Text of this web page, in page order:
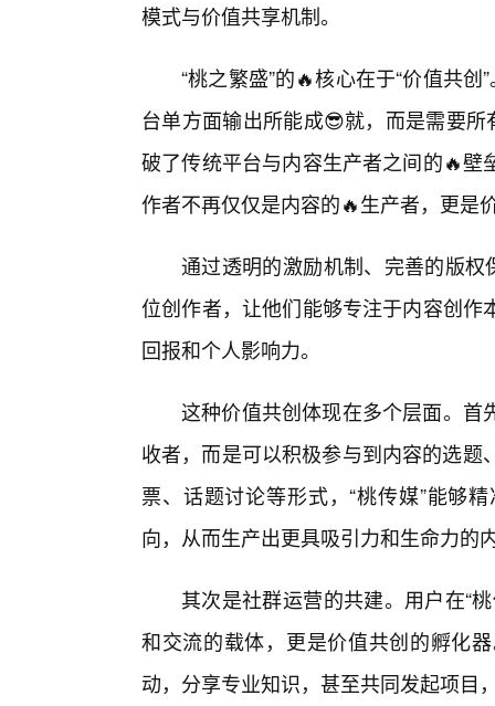
模式与价值共享机制。
“桃之繁盛”的🔥核心在于“价值共
台单方面输出所能成😎就，而是需要
破了传统平台与内容生产者之间的🔥
作者不再仅仅是内容的🔥生产者，更是
通过透明的激励机制、完善的版权
位创作者，让他们能够专注于内容创
回报和个人影响力。
这种价值共创体现在多个层面。首
收者，而是可以积极参与到内容的选
票、话题讨论等形式，“桃传媒”能够
向，从而生产出更具吸引力和生命力的
其次是社群运营的共建。用户在“
和交流的载体，更是价值共创的孵化
动，分享专业知识，甚至共同发起项目